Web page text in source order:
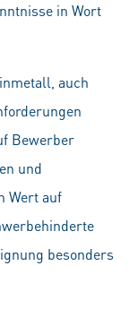
in Wort
auch
Bewerber
und
Wert auf
besonders